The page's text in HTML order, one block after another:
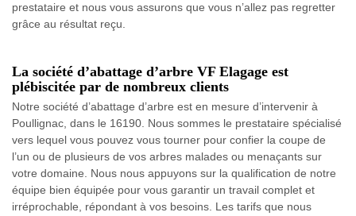
prestataire et nous vous assurons que vous n’allez pas regretter
grâce au résultat reçu.
La société d’abattage d’arbre VF Elagage est
plébiscitée par de nombreux clients
Notre société d’abattage d’arbre est en mesure d’intervenir à
Poullignac, dans le 16190. Nous sommes le prestataire spécialisé
vers lequel vous pouvez vous tourner pour confier la coupe de
l’un ou de plusieurs de vos arbres malades ou menaçants sur
votre domaine. Nous nous appuyons sur la qualification de notre
équipe bien équipée pour vous garantir un travail complet et
irréprochable, répondant à vos besoins. Les tarifs que nous